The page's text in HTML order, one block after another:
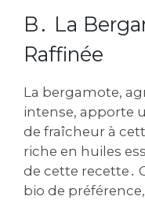
B․ La
Raffinée
La bergamote,
intense, apporte
de fraîcheur à
riche en huiles
de cette recette․
bio de